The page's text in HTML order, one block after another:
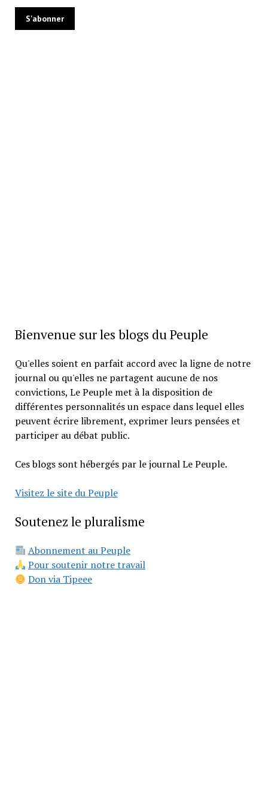
Bienvenue sur les blogs du Peuple
Qu'elles soient en parfait accord avec la ligne de notre
journal ou qu'elles ne partagent aucune de nos
convictions, Le Peuple met à la disposition de
différentes personnalités un espace dans lequel elles
peuvent écrire librement, exprimer leurs pensées et
participer au débat public.
Ces blogs sont hébergés par le journal Le Peuple.
Visitez le site du Peuple
Soutenez le pluralisme
Abonnement au Peuple
Pour soutenir notre travail
Don via Tipeee